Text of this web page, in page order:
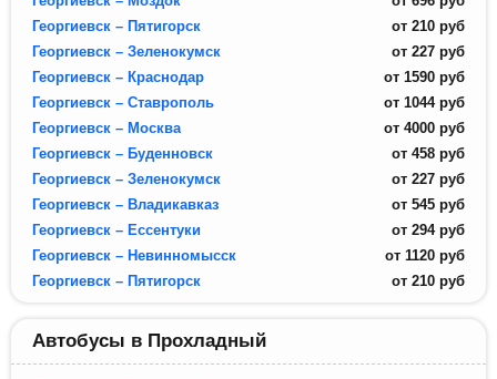
Георгиевск – Пятигорск
от 210 руб
Георгиевск – Зеленокумск
от 227 руб
Георгиевск – Краснодар
от 1590 руб
Георгиевск – Ставрополь
от 1044 руб
Георгиевск – Москва
от 4000 руб
Георгиевск – Буденновск
от 458 руб
Георгиевск – Зеленокумск
от 227 руб
Георгиевск – Владикавказ
от 545 руб
Георгиевск – Ессентуки
от 294 руб
Георгиевск – Невинномысск
от 1120 руб
Георгиевск – Пятигорск
от 210 руб
Автобусы в Прохладный